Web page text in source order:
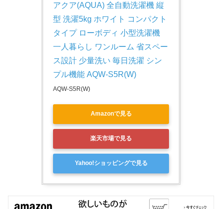
アクア(AQUA) 全自動洗濯機 縦
型 洗濯5kg ホワイト コンパクト
タイプ ローボディ 小型洗濯機
一人暮らし ワンルーム 省スペー
ス設計 少量洗い 毎日洗濯 シン
プル機能 AQW-S5R(W)
AQW-S5R(W)
Amazonで見る
楽天市場で見る
Yahoo!ショッピングで見る